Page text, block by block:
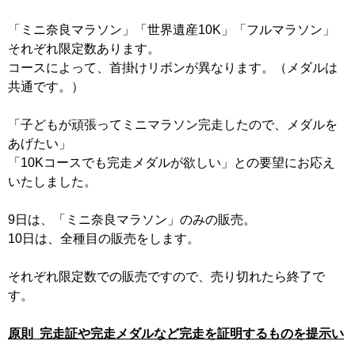
「ミニ奈良マラソン」「世界遺産10K」「フルマラソン」
それぞれ限定数あります。
コースによって、首掛けリボンが異なります。（メダルは
共通です。）
「子どもが頑張ってミニマラソン完走したので、メダルを
あげたい」
「10Kコースでも完走メダルが欲しい」との要望にお応え
いたしました。
9日は、「ミニ奈良マラソン」のみの販売。
10日は、全種目の販売をします。
それぞれ限定数での販売ですので、売り切れたら終了で
す。
原則 完走証や完走メダルなど完走を証明するものを提示い